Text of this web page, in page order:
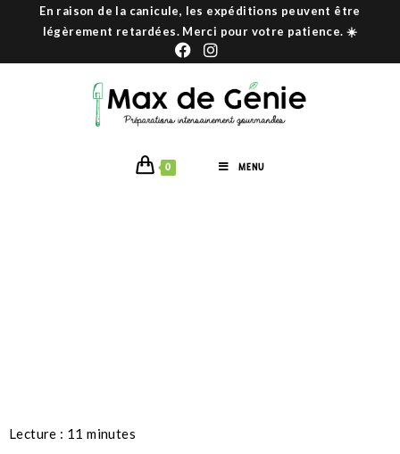
En raison de la canicule, les expéditions peuvent être
légèrement retardées. Merci pour votre patience. ☀️
0 MENU
Lecture : 11 minutes